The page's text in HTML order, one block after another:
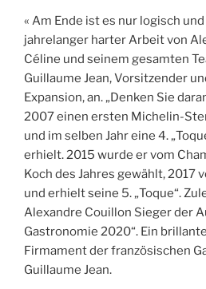
« Am Ende ist es nur logisch
jahrelanger harter Arbeit von
Céline und seinem gesamten
Guillaume Jean, Vorsitzender
Expansion, an. „Denken Sie
2007 einen ersten Michelin-
und im selben Jahr eine 4.
erhielt. 2015 wurde er vom
Koch des Jahres gewählt, 2017
und erhielt seine 5. „Toque“.
Alexandre Couillon Sieger der
Gastronomie 2020“. Ein
Firmament der französischen
Guillaume Jean.